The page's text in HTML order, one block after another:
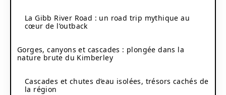
La Gibb River Road : un road trip mythique au
cœur de l’outback
Gorges, canyons et cascades : plongée dans la
nature brute du Kimberley
Cascades et chutes d’eau isolées, trésors cachés de
la région